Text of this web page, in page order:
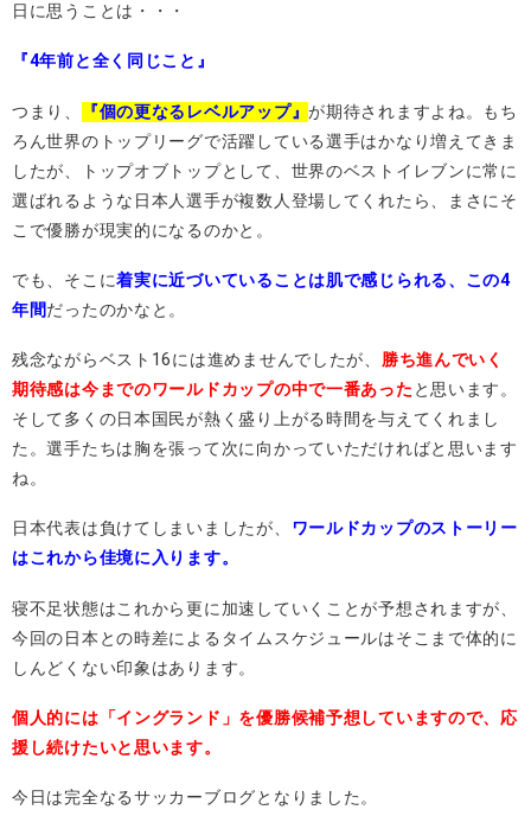
日に思うことは・・・
『4年前と全く同じこと』
つまり、 『個の更なるレベルアップ』が期待されますよね。もち
ろん世界のトップリーグで活躍している選手はかなり増えてきま
したが、トップオブトップとして、世界のベストイレブンに常に
選ばれるような日本人選手が複数人登場してくれたら、まさにそ
こで優勝が現実的になるのかと。
でも、そこに着実に近づいていることは肌で感じられる、この4
年間だったのかなと。
残念ながらベスト16には進めませんでしたが、 勝ち進んでいく
期待感は今までのワールドカップの中で一番あった と思います。
そして多くの日本国民が熱く盛り上がる時間を与えてくれまし
た。選手たちは胸を張って次に向かっていただければと思います
ね。
日本代表は負けてしまいましたが、 ワールドカップのストーリー
はこれから佳境に入ります。
寝不足状態はこれから更に加速していくことが予想されますが、
今回の日本との時差によるタイムスケジュールはそこまで体的に
しんどくない印象はあります。
個人的には「イングランド」を優勝候補予想していますので、応
援し続けたいと思います。
今日は完全なるサッカーブログとなりました。